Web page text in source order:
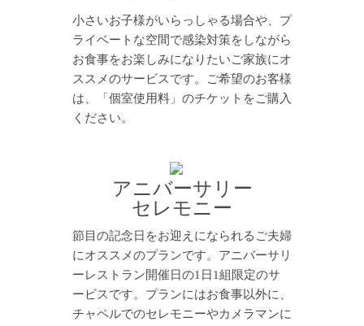
小さいお子様がいらっしゃる場合や、プ
ライベートな空間で感染対策をしながら
お食事をお楽しみになりたいご家族にオ
ススメのサービスです。ご希望のお客様
は、「個室使用料」のチケットをご購入
ください。
アニバーサリー
セレモニー
節目の記念日をお迎えになられるご夫婦
にオススメのプランです。アニバーサリ
ーレストラン開催日の1日1組限定のサ
ービスです。プランにはお食事以外に、
チャペルでのセレモニーやカメラマンに